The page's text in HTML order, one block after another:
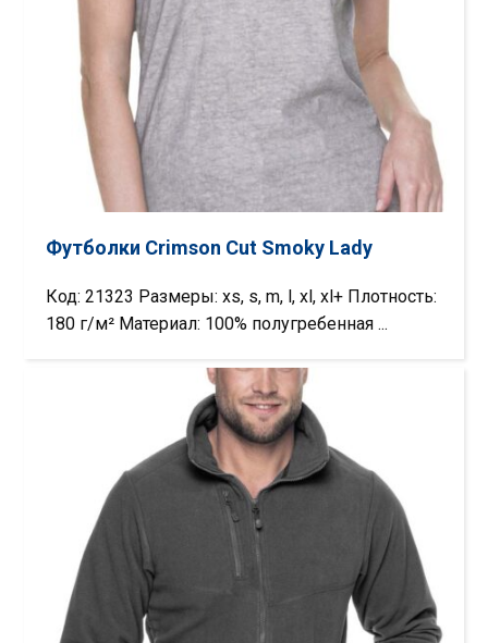
Футболки Crimson Cut Smoky Lady
Код: 21323 Размеры: xs, s, m, l, xl, xl+ Плотность:
180 г/м² Материал: 100% полугребенная ...